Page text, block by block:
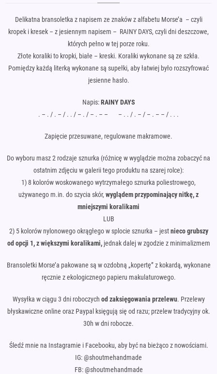
Delikatna bransoletka z napisem ze znaków z alfabetu Morse’a – czyli
kropek i kresek – z jesiennym napisem – RAINY DAYS, czyli dni deszczowe,
których pełno w tej porze roku.
Złote koraliki to kropki, białe – kreski. Koraliki wykonane są ze szkła.
Pomiędzy każdą literką wykonane są supełki, aby łatwiej było rozszyfrować
jesienne hasło.
Napis:RAINY DAYS
. – . / . – / . . / – . / – . – – – . . / . – / – . – – / . . .
Zapięcie przesuwane, regulowane makramowe.
Do wyboru masz 2 rodzaje sznurka (różnicę w wyglądzie można zobaczyć na
ostatnim zdjęciu w galerii tego produktu na szarej rolce):
1) 8 kolorów woskowanego wytrzymałego sznurka poliestrowego,
używanego m.in. do szycia skór, wyglądem przypominający nitkę, z
mniejszymi koralikami
LUB
2) 5 kolorów nylonowego okrągłego w splocie sznurka – jestnieco grubszy
od opcji 1, z większymi koralikami, jednak dalej w zgodzie z minimalizmem
Bransoletki Morse’a pakowane są w ozdobną „kopertę” z kokardą, wykonane
ręcznie z ekologicznego papieru makulaturowego.
Wysyłka w ciągu 3 dni roboczych od zaksięgowania przelewu. Przelewy
błyskawiczne online oraz Paypal księgują się od razu; przelew tradycyjny ok.
30h w dni robocze.
Śledź mnie na Instagramie i Facebooku, aby być na bieżąco z nowościami.
IG: @shoutmehandmade
FB: @shoutmehandmade